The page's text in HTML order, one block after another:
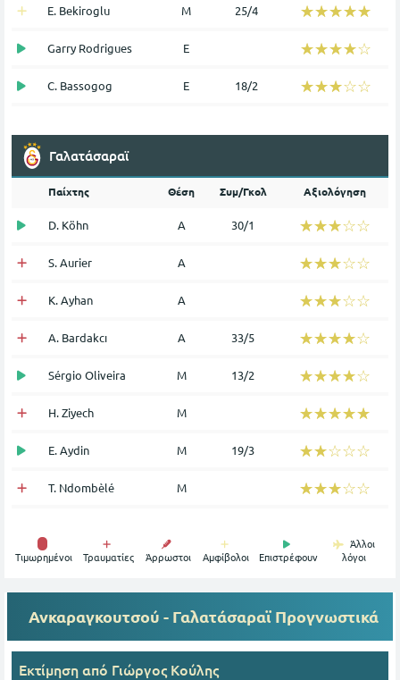
E. Bekiroglu Μ 25/4 ☆☆☆☆☆
★★★★★
Garry Rodrigues Ε ☆☆☆☆☆
★★★★★
C. Bassogog Ε 18/2 ☆☆☆☆☆
★★★★★
Γαλατάσαραϊ
Παίχτης Θέση Συμ/Γκολ Αξιολόγηση
D. Köhn Α 30/1 ☆☆☆☆☆
★★★★★
S. Aurier Α ☆☆☆☆☆
★★★★★
K. Ayhan Α ☆☆☆☆☆
★★★★★
A. Bardakcı Α 33/5 ☆☆☆☆☆
★★★★★
Sérgio Oliveira Μ 13/2 ☆☆☆☆☆
★★★★★
H. Ziyech Μ ☆☆☆☆☆
★★★★★
E. Aydin Μ 19/3 ☆☆☆☆☆
★★★★★
T. Ndombèlé Μ ☆☆☆☆☆
★★★★★
Tιμωρημένοι Τραυματίες Άρρωστοι Αμφίβολοι Επιστρέφουν
Άλλοι
λόγοι
Ανκαραγκουτσού - Γαλατάσαραϊ Προγνωστικά
Εκτίμηση από Γιώργος Κούλης